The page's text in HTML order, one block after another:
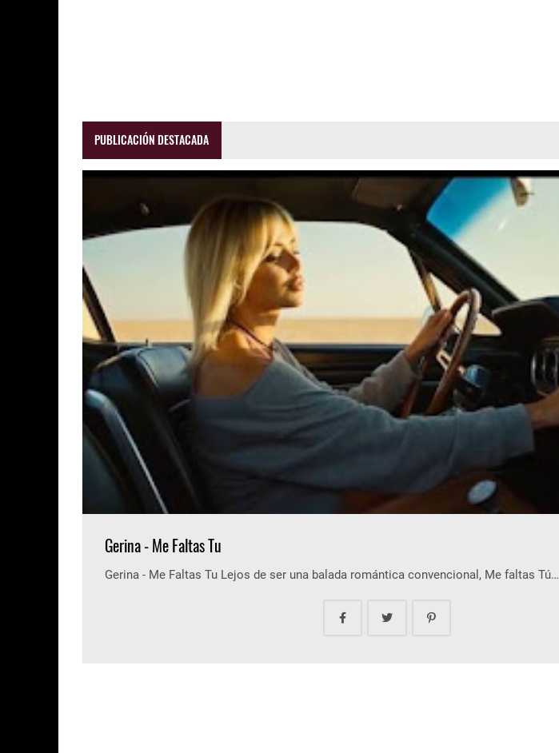
PUBLICACIÓN DESTACADA
Gerina - Me Faltas Tu
Gerina - Me Faltas Tu Lejos de ser una balada romántica convencional, Me faltas Tú…